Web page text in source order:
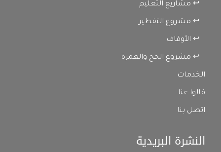
↩ مشاريع التعليم
↩ مشروع التفطير
↩ الأوقاف
↩ مشروع الحج والعمرة
الخدمات
قالوا عنا
اتصل بنا
النشرة البريدية